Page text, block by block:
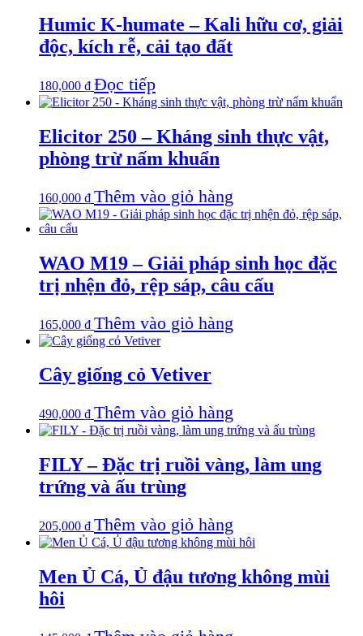
Humic K-humate – Kali hữu cơ, giải
độc, kích rễ, cải tạo đất
180,000 ₫ Đọc tiếp
Elicitor 250 – Kháng sinh thực vật,
phòng trừ nấm khuẩn
160,000 ₫ Thêm vào giỏ hàng
WAO M19 – Giải pháp sinh học đặc
trị nhện đỏ, rệp sáp, câu cấu
165,000 ₫ Thêm vào giỏ hàng
Cây giống cỏ Vetiver
490,000 ₫ Thêm vào giỏ hàng
FILY – Đặc trị ruồi vàng, làm ung
trứng và ấu trùng
205,000 ₫ Thêm vào giỏ hàng
Men Ủ Cá, Ủ đậu tương không mùi
hôi